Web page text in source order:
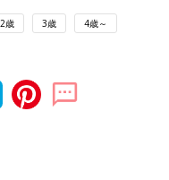
2歳 3歳 4歳～